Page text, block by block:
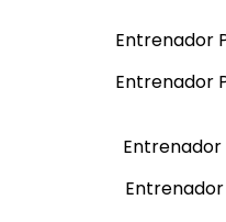
Entrenador
Entrenador
Entrenador